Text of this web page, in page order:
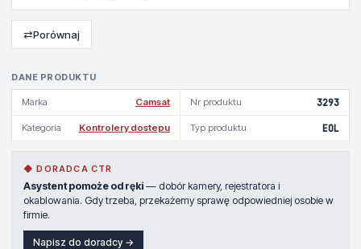
DANE PRODUKTU
Marka Camsat Nr produktu 3293
Kategoria Kontrolery dostepu Typ produktu EOL
◆ DORADCA CTR
Asystent pomoże od ręki — dobór kamery, rejestratora i
okablowania. Gdy trzeba, przekażemy sprawę odpowiedniej osobie w
firmie.
Napisz do doradcy →
⇄Porównaj